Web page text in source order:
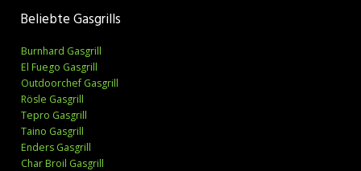
Beliebte Gasgrills
Burnhard Gasgrill
El Fuego Gasgrill
Outdoorchef Gasgrill
Rösle Gasgrill
Tepro Gasgrill
Taino Gasgrill
Enders Gasgrill
Char Broil Gasgrill